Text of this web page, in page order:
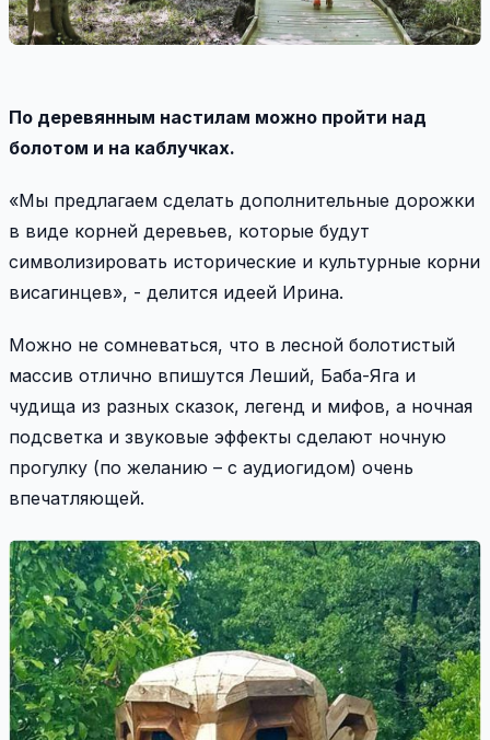
По деревянным настилам можно пройти над
болотом и на каблучках.
«Мы предлагаем сделать дополнительные дорожки
в виде корней деревьев, которые будут
символизировать исторические и культурные корни
висагинцев», - делится идеей Ирина.
Можно не сомневаться, что в лесной болотистый
массив отлично впишутся Леший, Баба-Яга и
чудища из разных сказок, легенд и мифов, а ночная
подсветка и звуковые эффекты сделают ночную
прогулку (по желанию – с аудиогидом) очень
впечатляющей.